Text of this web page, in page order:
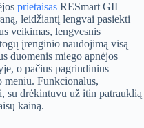
prietaisas RESmart GII
leidžiantį lengvai pasiekti
veikimas, lengvesnis
įrenginio naudojimą visą
duomenis miego apnėjos
o pačius pagrindinius
meniu. Funkcionalus,
su drėkintuvu už itin patrauklią
kainą.